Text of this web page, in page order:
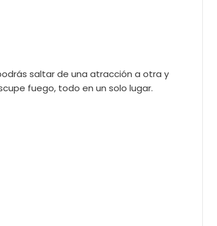
saltar de una atracción a otra y
fuego, todo en un solo lugar.